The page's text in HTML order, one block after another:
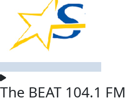
The BEAT 104.1 FM